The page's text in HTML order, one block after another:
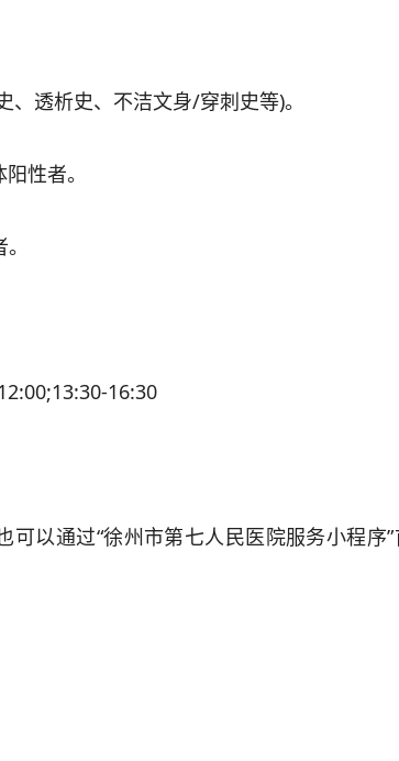
透析史、不洁文身/穿刺史等)。
性者。
16:30
以通过“徐州市第七人民医院服务小程序”